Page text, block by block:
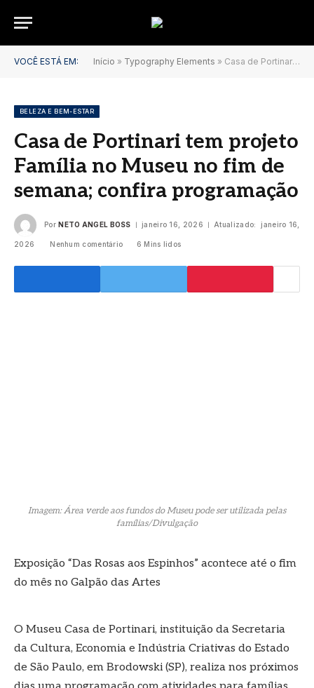
VOCÊ ESTÁ EM: Início » Typography Elements » Casa de Portinari tem projeto Família no Museu no fim de semana; confira programação
BELEZA E BEM-ESTAR
Casa de Portinari tem projeto
Família no Museu no fim de
semana; confira programação
Por NETO ANGEL BOSS janeiro 16, 2026 Atualizado: janeiro 16,
2026 Nenhum comentário 6 Mins lidos
Imagem: Área verde aos fundos do Museu pode ser utilizada pelas
famílias/Divulgação
Exposição “Das Rosas aos Espinhos” acontece até o fim
do mês no Galpão das Artes
O Museu Casa de Portinari, instituição da Secretaria
da Cultura, Economia e Indústria Criativas do Estado
de São Paulo, em Brodowski (SP), realiza nos próximos